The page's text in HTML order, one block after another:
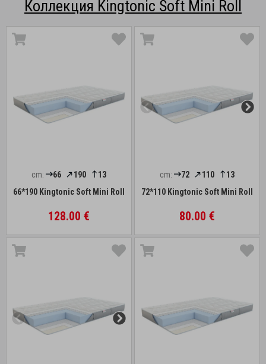
Коллекция Kingtonic Soft Mini Roll
cm: 66 190
13
66*190 Kingtonic Soft Mini Roll
128.00 €
cm: 72 110
13
72*110 Kingtonic Soft Mini Roll
80.00 €